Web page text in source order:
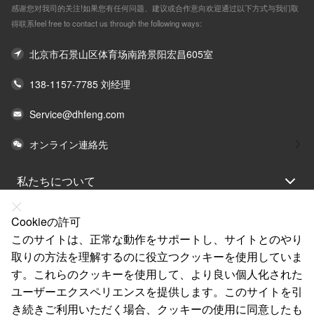
感谢您对我司的关注!如果您有任何问题、建议或合作意向欢迎通过以下方式与我们取
得联系feel free to contact us through the following ways:
北京市石景山区体育场南路景阳宏昌605室
138-1157-7785 刘经理
Service@dhfeng.com
オンライン連絡先
私たちについて
法律声明
ヘルプ
サービス
リンク
Cookieの許可
このサイトは、正常な動作をサポートし、サイトとのやり
取りの方法を理解するのに役立つクッキーを使用していま
す。これらのクッキーを使用して、より良い個人化された
ユーザーエクスペリエンスを提供します。このサイトを引
き続きご利用いただく場合、クッキーの使用に同意したも